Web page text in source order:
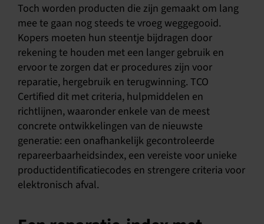
Toch worden producten die zijn gemaakt om lang
mee te gaan nog steeds te vroeg weggegooid.
Kopers moeten hun steentje bijdragen door
rekening te houden met een langer gebruik en
ervoor te zorgen dat er procedures zijn voor
reparatie, hergebruik en terugwinning. TCO
Certified dit met criteria, hulpmiddelen en
richtlijnen, waaronder enkele van de meest
concrete ontwikkelingen van de nieuwste
generatie: een onafhankelijk gecontroleerde
repareerbaarheidsindex, een vereiste voor unieke
productidentificatiecodes en strengere criteria voor
elektronisch afval.